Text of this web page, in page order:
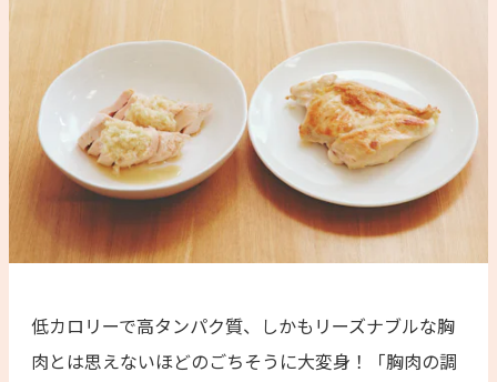
低カロリーで高タンパク質、しかもリーズナブルな胸
肉とは思えないほどのごちそうに大変身！「胸肉の調